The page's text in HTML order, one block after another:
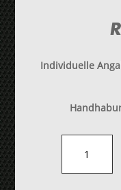
Individuelle
PSM35EKG
Netzteil